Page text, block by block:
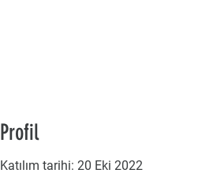
Profil
Katılım tarihi: 20 Eki 2022